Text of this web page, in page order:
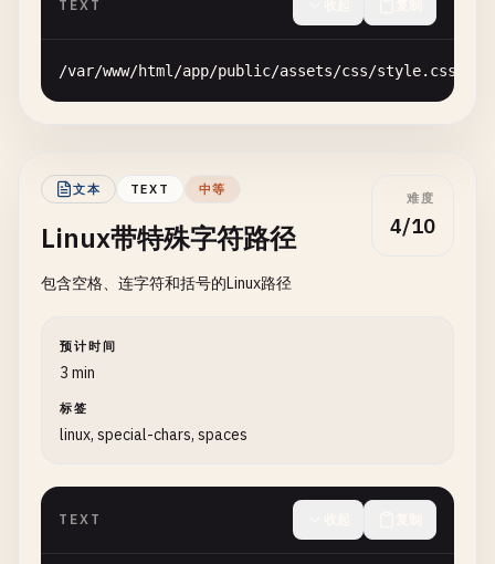
TEXT
/var/www/html /app/public/assets/css/style. css
文本 TEXT 中等
Linux带特殊字符路径
包含空格、连字符和括号的Linux路径
难度
4/10
预计时间
3 min
标签
linux, special-chars, spaces
TEXT